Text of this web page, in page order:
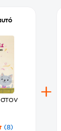
στον
(8)